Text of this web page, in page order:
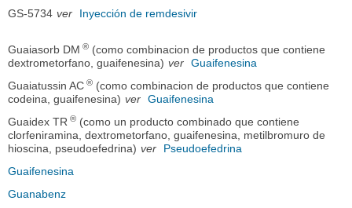
GS-5734 ver Inyección de remdesivir
Guaiasorb DM ® (como combinacion de productos que contiene
dextrometorfano, guaifenesina) ver Guaifenesina
Guaiatussin AC ® (como combinacion de productos que contiene
codeina, guaifenesina) ver Guaifenesina
Guaidex TR ® (como un producto combinado que contiene
clorfeniramina, dextrometorfano, guaifenesina, metilbromuro de
hioscina, pseudoefedrina) ver
Pseudoefedrina
Guaifenesina
Guanabenz